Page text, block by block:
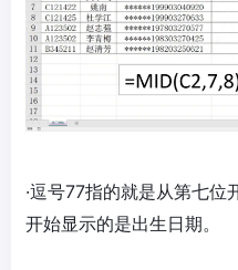
·逗号77指的就是从第七
开始显示的是出生日期。